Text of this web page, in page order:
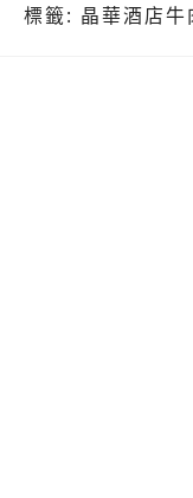
標籤: 晶華酒店牛